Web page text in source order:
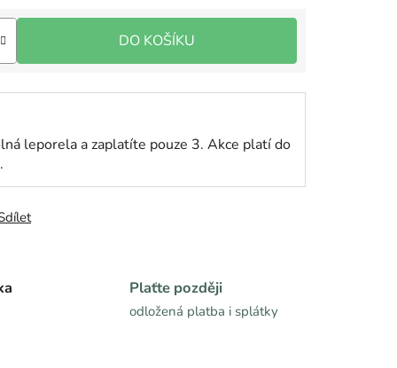
DO KOŠÍKU
leporela a zaplatíte pouze 3. Akce platí do
Plaťte později
odložená platba i splátky